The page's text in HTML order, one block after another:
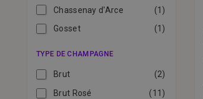
Chassenay d'Arce
(1)
Gosset
(1)
TYPE DE CHAMPAGNE
Brut
(2)
Brut Rosé
(11)